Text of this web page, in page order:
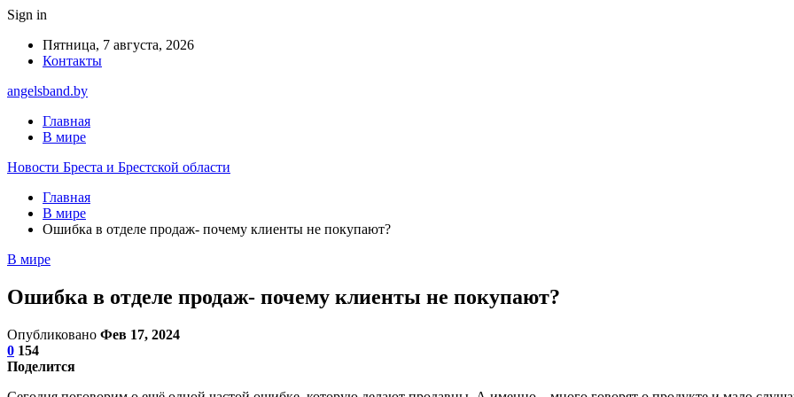
Sign in
Пятница, 7 августа, 2026
Контакты
angelsband.by
Главная
В мире
Новости Бреста и Брестской области
Главная
В мире
Ошибка в отделе продаж- почему клиенты не покупают?
В мире
Ошибка в отделе продаж- почему клиенты не покупают?
Опубликовано Фев 17, 2024
0 154
Поделится